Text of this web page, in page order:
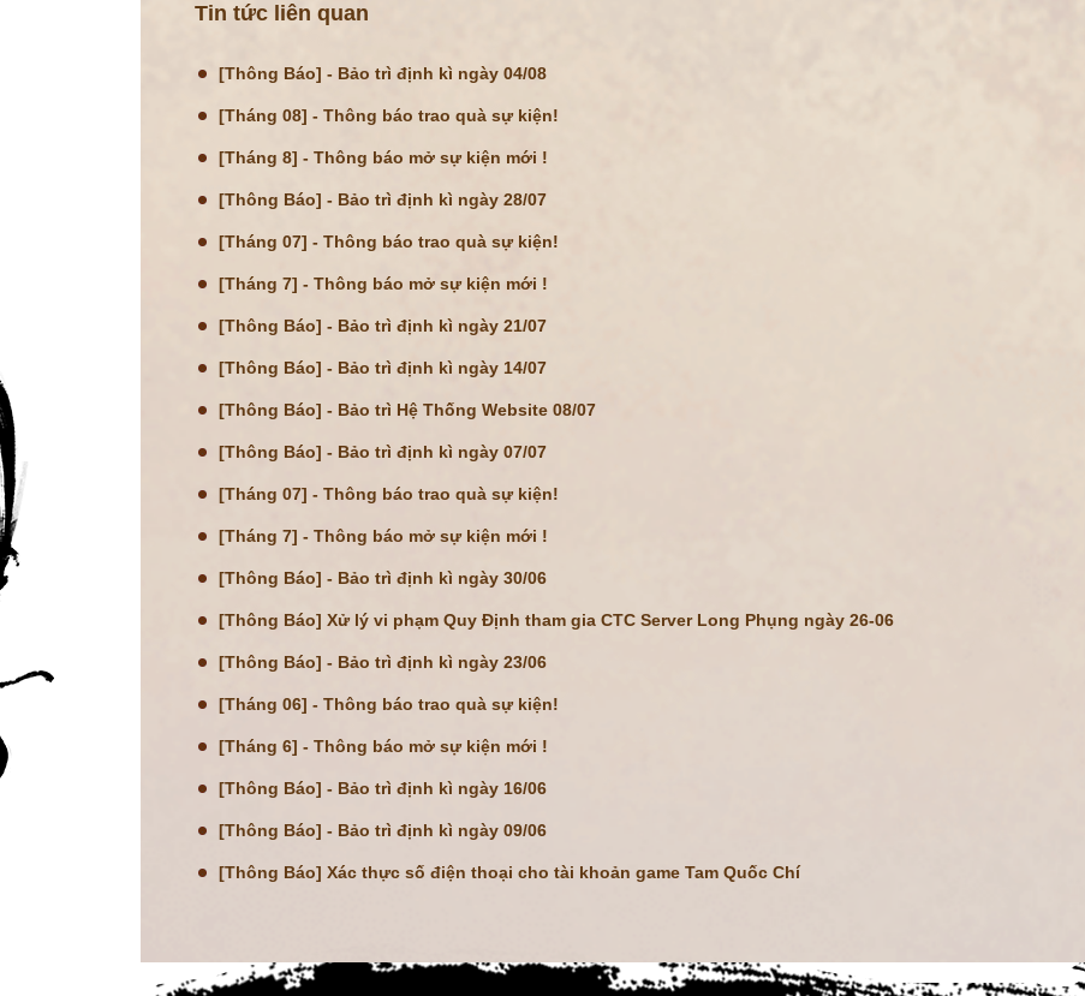
Tin tức liên quan
[Thông Báo] - Bảo trì định kì ngày 04/08
[Tháng 08] - Thông báo trao quà sự kiện!
[Tháng 8] - Thông báo mở sự kiện mới !
[Thông Báo] - Bảo trì định kì ngày 28/07
[Tháng 07] - Thông báo trao quà sự kiện!
[Tháng 7] - Thông báo mở sự kiện mới !
[Thông Báo] - Bảo trì định kì ngày 21/07
[Thông Báo] - Bảo trì định kì ngày 14/07
[Thông Báo] - Bảo trì Hệ Thống Website 08/07
[Thông Báo] - Bảo trì định kì ngày 07/07
[Tháng 07] - Thông báo trao quà sự kiện!
[Tháng 7] - Thông báo mở sự kiện mới !
[Thông Báo] - Bảo trì định kì ngày 30/06
[Thông Báo] Xử lý vi phạm Quy Định tham gia CTC Server Long Phụng ngày 26-06
[Thông Báo] - Bảo trì định kì ngày 23/06
[Tháng 06] - Thông báo trao quà sự kiện!
[Tháng 6] - Thông báo mở sự kiện mới !
[Thông Báo] - Bảo trì định kì ngày 16/06
[Thông Báo] - Bảo trì định kì ngày 09/06
[Thông Báo] Xác thực số điện thoại cho tài khoản game Tam Quốc Chí